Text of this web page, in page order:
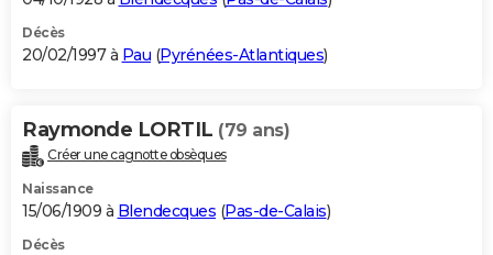
Décès
20/02/1997 à Pau (Pyrénées-Atlantiques)
Raymonde LORTIL (79 ans)
Créer une cagnotte obsèques
Naissance
15/06/1909 à Blendecques (Pas-de-Calais)
Décès